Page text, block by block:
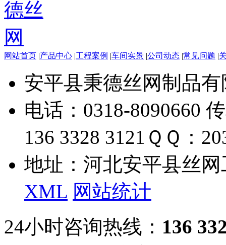
网站首页 |产品中心 |工程案例 |车间实景 |公司动态 |常见问题 |
安平县秉德丝网制品
电话：0318-8090660
136 3328 3121 ＱＱ：
地址：河北安平县丝
XML 网站统计
24小时咨询热线： 136